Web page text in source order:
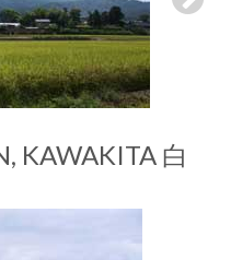
KAWAKITA 白